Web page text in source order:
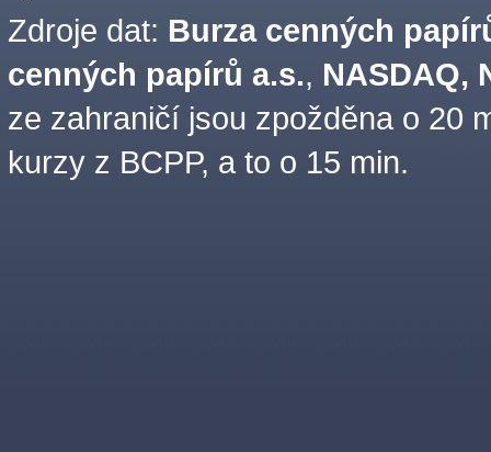
Zdroje dat: Burza cenných
cenných papírů a.s., NASDAQ,
ze zahraničí jsou zpožděna o 20
kurzy z BCPP, a to o 15 min.